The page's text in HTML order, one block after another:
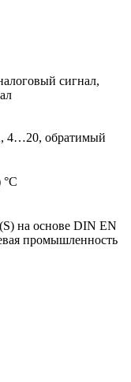
сигнал,
4…20, обратимый
на основе DIN EN
промышленность